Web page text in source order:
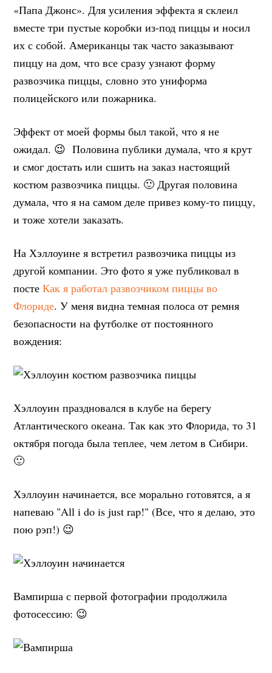
«Папа Джонс». Для усиления эффекта я склеил
вместе три пустые коробки из-под пиццы и носил
их с собой. Американцы так часто заказывают
пиццу на дом, что все сразу узнают форму
развозчика пиццы, словно это униформа
полицейского или пожарника.
Эффект от моей формы был такой, что я не
ожидал. 😉 Половина публики думала, что я крут
и смог достать или сшить на заказ настоящий
костюм развозчика пиццы. 🙂 Другая половина
думала, что я на самом деле привез кому-то пиццу,
и тоже хотели заказать.
На Хэллоуине я встретил развозчика пиццы из
другой компании. Это фото я уже публиковал в
постеКак я работал развозчиком пиццы во
Флориде. У меня видна темная полоса от ремня
безопасности на футболке от постоянного
вождения:
Хэллоуин праздновался в клубе на берегу
Атлантического океана. Так как это Флорида, то 31
октября погода была теплее, чем летом в Сибири.
🙂
Хэллоуин начинается, все морально готовятся, а я
напеваю "All i do is just rap!" (Все, что я делаю, это
пою рэп!) 😉
Вампирша с первой фотографии продолжила
фотосессию: 😉